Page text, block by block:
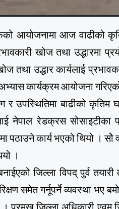
आयोजनामा आज वाढीको
खोज तथा उद्धारमा
तथा उद्धार कार्यलाई
अभ्यास कार्यक्रम आयोजना
र उपस्थितिमा बाढीको
नेपाल रेडक्रस
पठाउने कार्य भएको थियो ।
।
जिल्ला विपद् पुर्व
समेत गर्नूपर्ने व्यवस्था भए